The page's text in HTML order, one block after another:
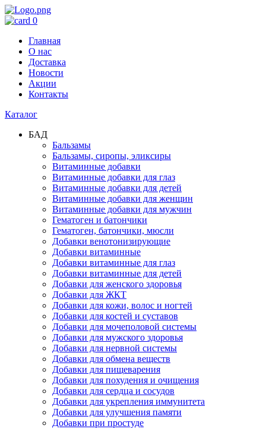
0
Главная
О нас
Доставка
Новости
Акции
Контакты
Каталог
БАД
Бальзамы
Бальзамы, сиропы, эликсиры
Витаминные добавки
Витаминные добавки для глаз
Витаминные добавки для детей
Витаминные добавки для женщин
Витаминные добавки для мужчин
Гематоген и батончики
Гематоген, батончики, мюсли
Добавки венотонизирующие
Добавки витаминные
Добавки витаминные для глаз
Добавки витаминные для детей
Добавки для женского здоровья
Добавки для ЖКТ
Добавки для кожи, волос и ногтей
Добавки для костей и суставов
Добавки для мочеполовой системы
Добавки для мужского здоровья
Добавки для нервной системы
Добавки для обмена веществ
Добавки для пищеварения
Добавки для похудения и очищения
Добавки для сердца и сосудов
Добавки для укрепления иммунитета
Добавки для улучшения памяти
Добавки при простуде